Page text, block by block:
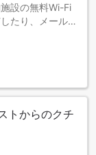
設の無料Wi-Fi
たり、メール
供しており、
ルームサービ
くつろぎをお
本的な生活必
まざまなアメ
部の客室で
用意しており
トからのクチ